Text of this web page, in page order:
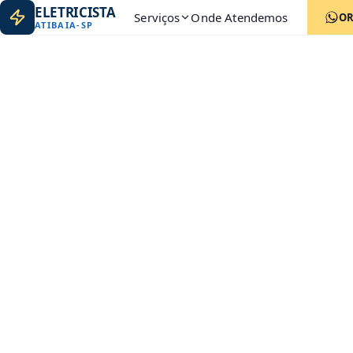
ELETRICISTA
ATIBAIA-SP Serviços Onde Atendemos